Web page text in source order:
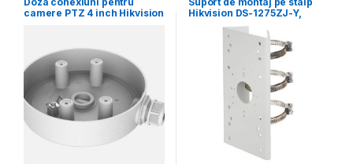
camere PTZ 4 inch Hikvision
Hikvision DS-1275ZJ-Y,
dimensiuni: 67 mm